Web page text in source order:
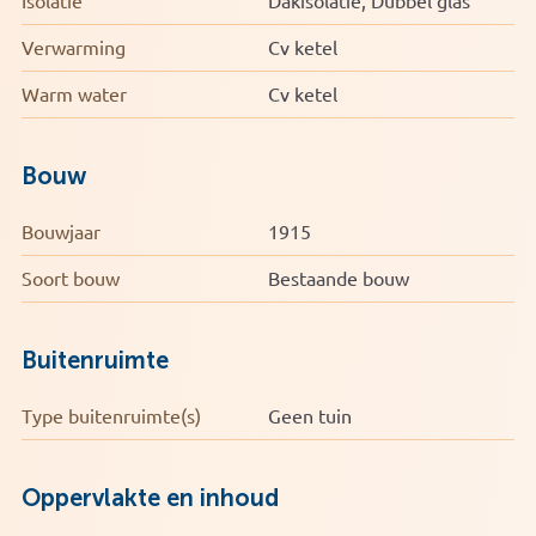
* Voorzien van dakisolatie en dubbel glas
Verwarming Cv ketel
Warm water Cv ketel
Bouw
Bouwjaar 1915
Soort bouw Bestaande bouw
Buitenruimte
Type buitenruimte(s) Geen tuin
Oppervlakte en inhoud